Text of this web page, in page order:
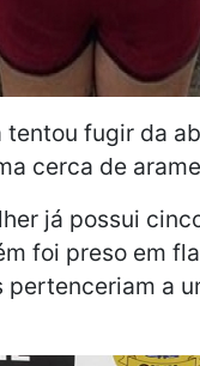
fugir da
cerca de
já possui
foi preso em
pertenceriam a